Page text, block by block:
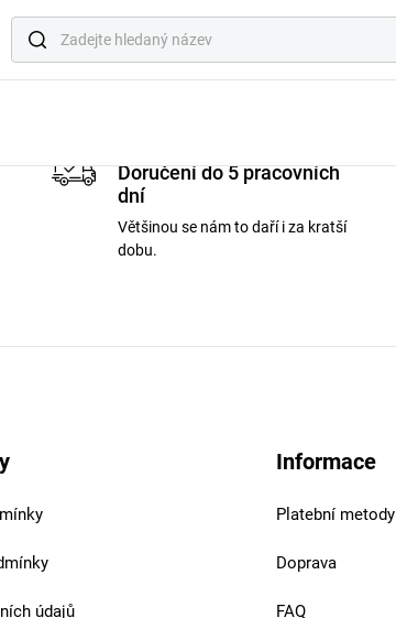
Produkt s tímto ID neexistuje
Doručení do 5 pracovních
dní
Většinou se nám to daří i za kratší
dobu.
údajů
Informace
Platební metody
Doprava
FAQ